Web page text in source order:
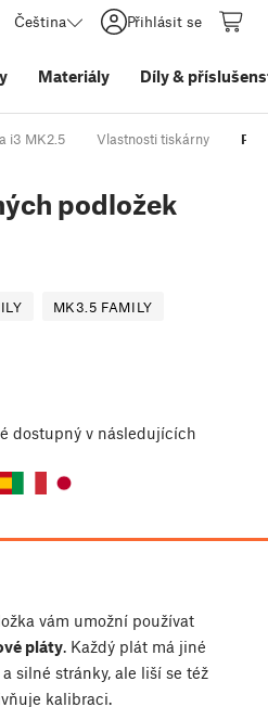
Čeština Přihlásit se
Materiály Díly&
i3 MK2.5 Vlastnosti tiskárny
podložek
MK3.5 FAMILY
dostupný v následujících
vám umožní používat
pláty. Každý plát má jiné
silné stránky, ale liší se též
kalibraci.